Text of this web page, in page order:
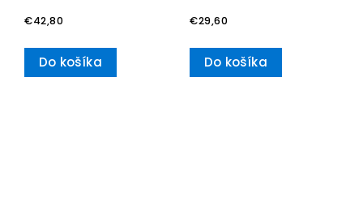
€42,80
Do košíka
€29,60
Do košíka